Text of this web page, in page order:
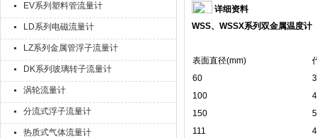
EV系列塑料管流量计
LD系列电磁流量计
LZ系列金属管浮子流量计
DK系列玻璃转子流量计
涡轮流量计
分流式浮子流量计
热质式气体流量计
详细资料
WSS、WSSX系列双金属温度计
表面直径(mm)
60
3
100
4
150
5
111
4